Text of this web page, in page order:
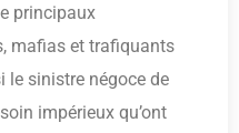
principaux
mafias et trafiquants
le sinistre négoce de
impérieux qu’ont